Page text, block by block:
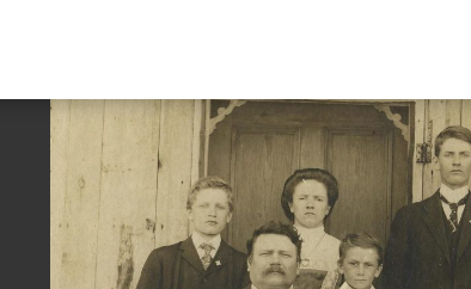
Isadora Agenda Tienda